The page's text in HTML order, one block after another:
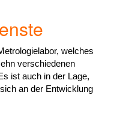
welches
verschiedenen
ist auch in der Lage,
an der Entwicklung